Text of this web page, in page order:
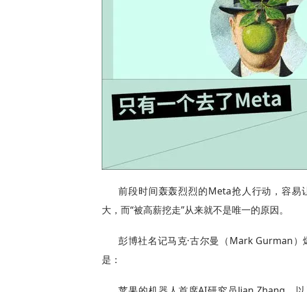
前段时间轰轰烈烈的Meta抢人行动，容易
大，而“被高薪挖走”从来就不是唯一的原因。
彭博社名记马克·古尔曼（Mark Gurman）
是：